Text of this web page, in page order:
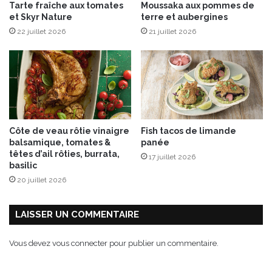
sc
o
m
O
v
a
l
e
e
è
r
Tarte fraîche aux tomates
et Skyr Nature
22 juillet 2026
Moussaka aux pommes de
terre et aubergines
21 juillet 2026
Côte de veau rôtie vinaigre
balsamique, tomates &
têtes d’ail rôties, burrata,
basilic
20 juillet 2026
Fish tacos de limande
panée
17 juillet 2026
LAISSER UN COMMENTAIRE
Vous devez vous connecter pour publier un commentaire.